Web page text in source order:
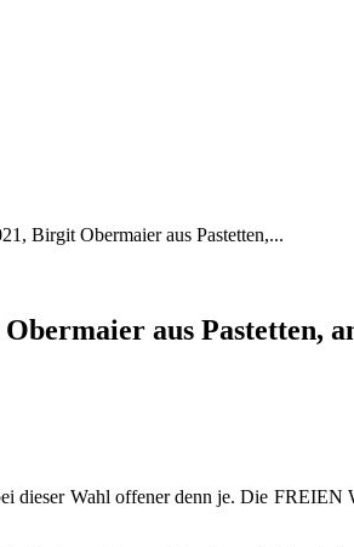
Birgit Obermaier aus Pastetten,...
aus Pastetten,
dieser Wahl offener denn je. Die